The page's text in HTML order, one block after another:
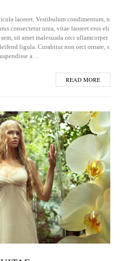
laoreet. Vestibulum condimentum, n
consectetur urna, vitae laoreet eros eli
sit amet malesuada orci ullamcorper
ligula. Curabitur non orci ornare, s
a…
READ MORE